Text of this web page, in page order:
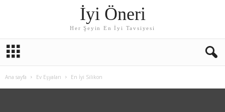
İyi Öneri
Her Şeyin En İyi Tavsiyesi
Ana sayfa Ev Eşyaları En İyi Silikon